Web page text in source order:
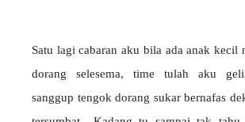
Satu lagi cabaran aku bila ada anak kecil
dorang selesema, time tulah aku
sanggup tengok dorang sukar bernafas